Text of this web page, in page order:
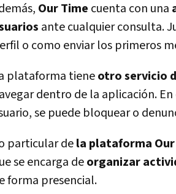
Our Time cuenta con una
ante cualquier consulta.
o como enviar los primeros
plataforma tieneotro servicio
dentro de la aplicación.
se puede bloquear o
particular dela plataforma
se encarga deorganizar
forma presencial.